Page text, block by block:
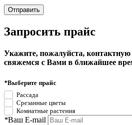
Запросить прайс
Укажите, пожалуйста,
свяжемся с Вами в ближайшее
*Выберите прайс
Рассада
Срезанные цветы
Комнатные растения
*Ваш E-mail